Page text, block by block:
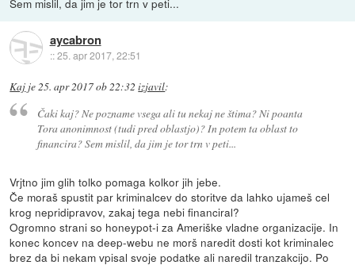
Sem mislil, da jim je tor trn v peti...
aycabron
::25. apr 2017, 22:51
Kaj je25. apr 2017 ob 22:32 izjavil:
Čaki kaj? Ne pozname vsega ali tu nekaj ne štima? Ni poanta
Tora anonimnost (tudi pred oblastjo)? In potem ta oblast to
financira? Sem mislil, da jim je tor trn v peti...
Vrjtno jim glih tolko pomaga kolkor jih jebe.
Če moraš spustit par kriminalcev do storitve da lahko ujameš cel
krog nepridipravov, zakaj tega nebi financiral?
Ogromno strani so honeypot-i za Ameriške vladne organizacije. In
konec koncev na deep-webu ne morš naredit dosti kot kriminalec
brez da bi nekam vpisal svoje podatke ali naredil tranzakcijo. Po